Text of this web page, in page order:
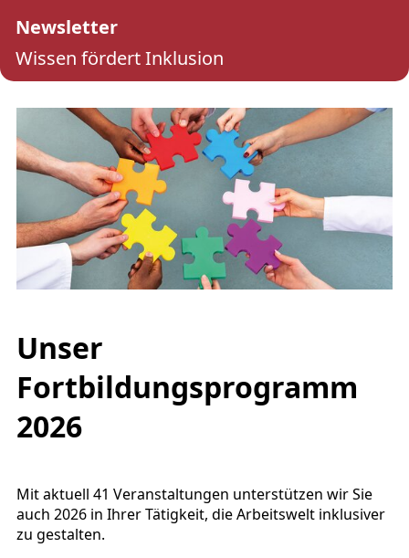
Newsletter
Wissen fördert Inklusion
Unser
Fortbildungsprogramm
2026
Mit aktuell 41 Veranstaltungen unterstützen wir Sie
auch 2026 in Ihrer Tätigkeit, die Arbeitswelt inklusiver
zu gestalten.